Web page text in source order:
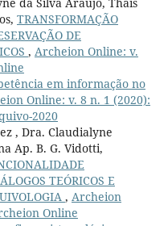
TRANSFORMAÇÃO
DE
, Archeion Online: v.
em informação no
Online: v. 8 n. 1 (2020):
2020
, Dra. Claudialyne
Ap. B. G. Vidotti,
TEÓRICOS E
, Archeion
Online